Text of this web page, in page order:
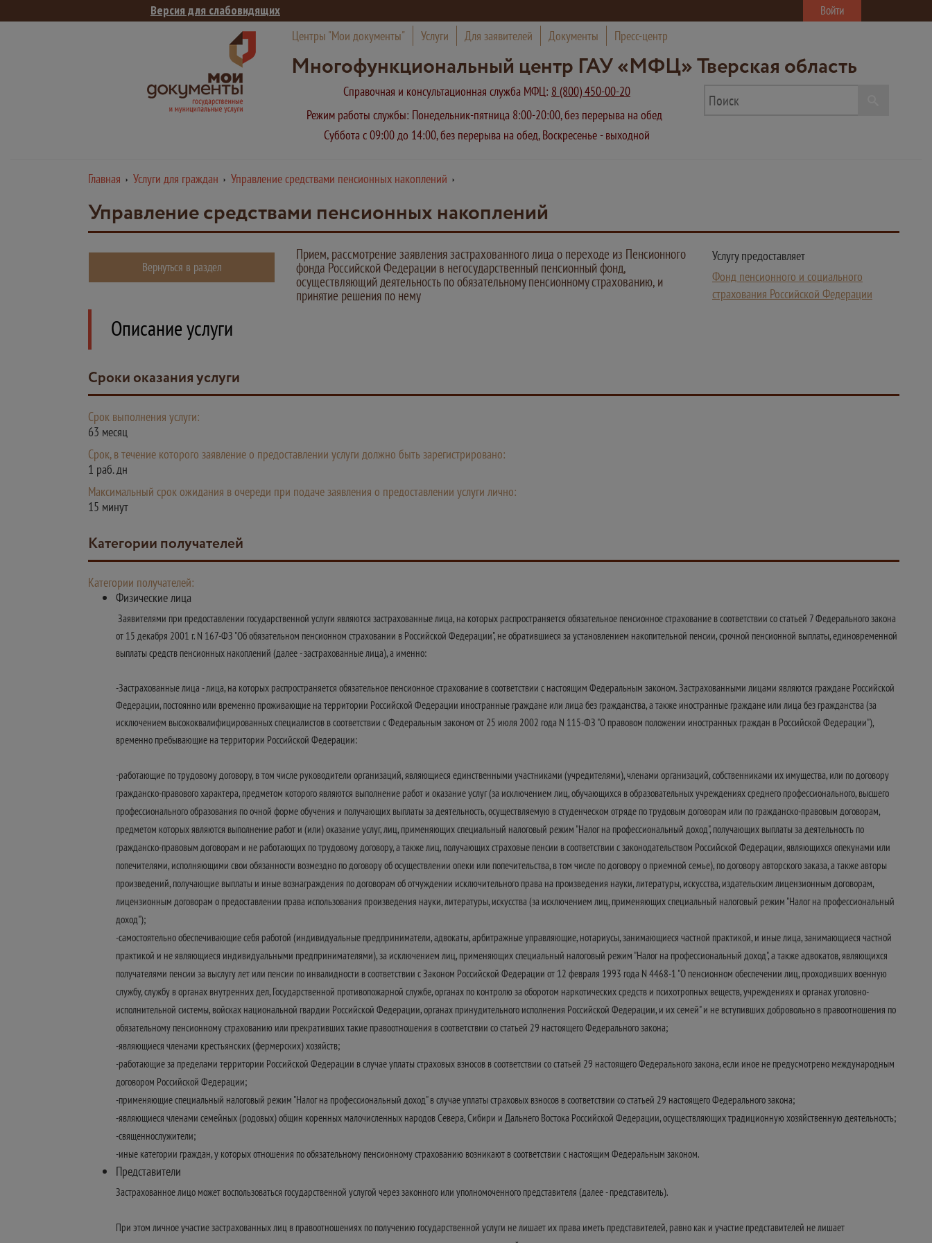
Версия для слабовидящих Войти
Центры "Мои документы" Услуги Для заявителей Документы Пресс-центр
Многофункциональный центр ГАУ «МФЦ» Тверская область
Справочная и консультационная служба МФЦ: 8 (800) 450-00-20
Режим работы службы: Понедельник-пятница 8:00-20:00, без перерыва на обед
Суббота с 09:00 до 14:00, без перерыва на обед, Воскресенье - выходной
Главная Услуги для граждан Управление средствами пенсионных накоплений
Управление средствами пенсионных накоплений
Вернуться в раздел
Прием, рассмотрение заявления застрахованного лица о переходе из Пенсионного
фонда Российской Федерации в негосударственный пенсионный фонд,
осуществляющий деятельность по обязательному пенсионному страхованию, и
принятие решения по нему
Услугу предоставляет
Фонд пенсионного и социального
страхования Российской Федерации
Описание услуги
Сроки оказания услуги
Срок выполнения услуги:
63 месяц
Срок, в течение которого заявление о предоставлении услуги должно быть зарегистрировано:
1 раб. дн
Максимальный срок ожидания в очереди при подаче заявления о предоставлении услуги лично:
15 минут
Категории получателей
Категории получателей:
Физические лица
Заявителями при предоставлении государственной услуги являются застрахованные лица, на которых распространяется обязательное пенсионное страхование в соответствии со статьей 7 Федерального закона
от 15 декабря 2001 г. N 167-ФЗ "Об обязательном пенсионном страховании в Российской Федерации", не обратившиеся за установлением накопительной пенсии, срочной пенсионной выплаты, единовременной
выплаты средств пенсионных накоплений (далее - застрахованные лица), а именно:
-Застрахованные лица - лица, на которых распространяется обязательное пенсионное страхование в соответствии с настоящим Федеральным законом. Застрахованными лицами являются граждане Российской
Федерации, постоянно или временно проживающие на территории Российской Федерации иностранные граждане или лица без гражданства, а также иностранные граждане или лица без гражданства (за
исключением высококвалифицированных специалистов в соответствии с Федеральным законом от 25 июля 2002 года N 115-ФЗ "О правовом положении иностранных граждан в Российской Федерации"),
временно пребывающие на территории Российской Федерации:
-работающие по трудовому договору, в том числе руководители организаций, являющиеся единственными участниками (учредителями), членами организаций, собственниками их имущества, или по договору
гражданско-правового характера, предметом которого являются выполнение работ и оказание услуг (за исключением лиц, обучающихся в образовательных учреждениях среднего профессионального, высшего
профессионального образования по очной форме обучения и получающих выплаты за деятельность, осуществляемую в студенческом отряде по трудовым договорам или по гражданско-правовым договорам,
предметом которых являются выполнение работ и (или) оказание услуг, лиц, применяющих специальный налоговый режим "Налог на профессиональный доход", получающих выплаты за деятельность по
гражданско-правовым договорам и не работающих по трудовому договору, а также лиц, получающих страховые пенсии в соответствии с законодательством Российской Федерации, являющихся опекунами или
попечителями, исполняющими свои обязанности возмездно по договору об осуществлении опеки или попечительства, в том числе по договору о приемной семье), по договору авторского заказа, а также авторы
произведений, получающие выплаты и иные вознаграждения по договорам об отчуждении исключительного права на произведения науки, литературы, искусства, издательским лицензионным договорам,
лицензионным договорам о предоставлении права использования произведения науки, литературы, искусства (за исключением лиц, применяющих специальный налоговый режим "Налог на профессиональный
доход");
-самостоятельно обеспечивающие себя работой (индивидуальные предприниматели, адвокаты, арбитражные управляющие, нотариусы, занимающиеся частной практикой, и иные лица, занимающиеся частной
практикой и не являющиеся индивидуальными предпринимателями), за исключением лиц, применяющих специальный налоговый режим "Налог на профессиональный доход", а также адвокатов, являющихся
получателями пенсии за выслугу лет или пенсии по инвалидности в соответствии с Законом Российской Федерации от 12 февраля 1993 года N 4468-1 "О пенсионном обеспечении лиц, проходивших военную
службу, службу в органах внутренних дел, Государственной противопожарной службе, органах по контролю за оборотом наркотических средств и психотропных веществ, учреждениях и органах уголовно-
исполнительной системы, войсках национальной гвардии Российской Федерации, органах принудительного исполнения Российской Федерации, и их семей" и не вступивших добровольно в правоотношения по
обязательному пенсионному страхованию или прекративших такие правоотношения в соответствии со статьей 29 настоящего Федерального закона;
-являющиеся членами крестьянских (фермерских) хозяйств;
-работающие за пределами территории Российской Федерации в случае уплаты страховых взносов в соответствии со статьей 29 настоящего Федерального закона, если иное не предусмотрено международным
договором Российской Федерации;
-применяющие специальный налоговый режим "Налог на профессиональный доход" в случае уплаты страховых взносов в соответствии со статьей 29 настоящего Федерального закона;
-являющиеся членами семейных (родовых) общин коренных малочисленных народов Севера, Сибири и Дальнего Востока Российской Федерации, осуществляющих традиционную хозяйственную деятельность;
-священнослужители;
-иные категории граждан, у которых отношения по обязательному пенсионному страхованию возникают в соответствии с настоящим Федеральным законом.
Представители
Застрахованное лицо может воспользоваться государственной услугой через законного или уполномоченного представителя (далее - представитель).
При этом личное участие застрахованных лиц в правоотношениях по получению государственной услуги не лишает их права иметь представителей, равно как и участие представителей не лишает